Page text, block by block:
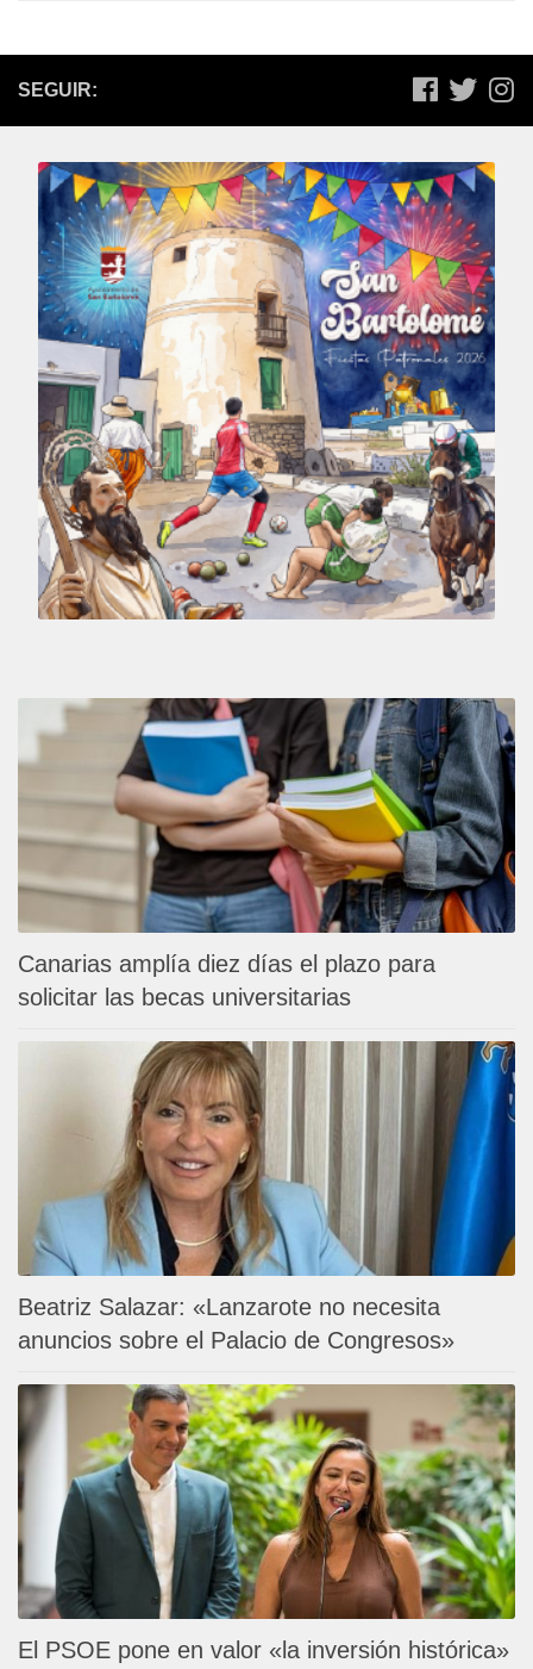
SEGUIR:
Canarias amplía diez días el plazo para
solicitar las becas universitarias
Beatriz Salazar: «Lanzarote no necesita
anuncios sobre el Palacio de Congresos»
El PSOE pone en valor «la inversión histórica»